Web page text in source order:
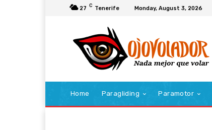
27 C Tenerife Monday, August 3, 2026
Home Paragliding Paramotor